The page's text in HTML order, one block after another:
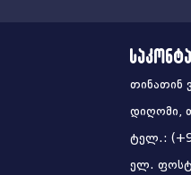
თინათინ
დიღომი,
ტელ.:
ელ.